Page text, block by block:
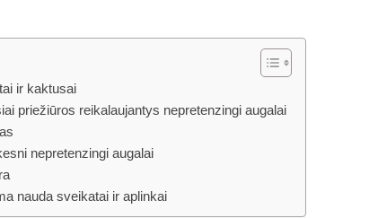
ir kaktusai
priežiūros reikalaujantys nepretenzingi augalai
nepretenzingi augalai
nauda sveikatai ir aplinkai